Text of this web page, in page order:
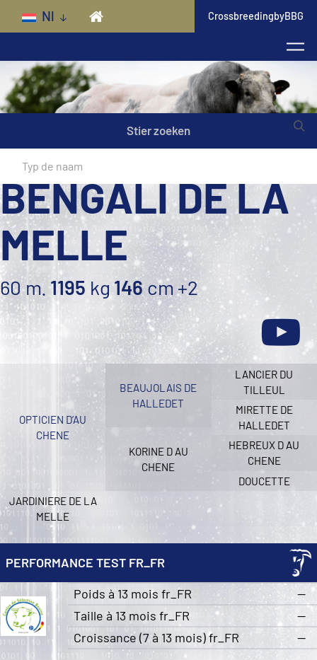
Skip to main content
Nl CrossbreedingbyBBG
Stier zoeken
BENGALI DE LA
MELLE
60 m. 1195 kg 146cm +2
OPTICIEN D’AU
CHENE
BEAUJOLAIS DE
HALLEDET
KORINE D AU
CHENE
LANCIER DU
TILLEUL
MIRETTE DE
HALLEDET
HEBREUX D AU
CHENE
DOUCETTE
JARDINIERE DE LA
MELLE
PERFORMANCE TEST FR_FR
Poids à 13 mois fr_FR
—
Taille à 13 mois fr_FR
—
Croissance (7 à 13 mois) fr_FR
—